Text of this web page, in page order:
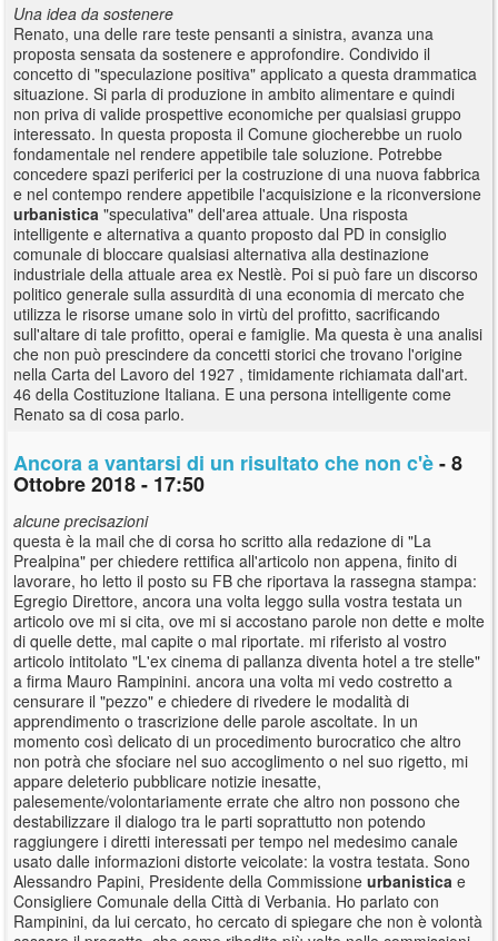
Una idea da sostenere
Renato, una delle rare teste pensanti a sinistra, avanza una
proposta sensata da sostenere e approfondire. Condivido il
concetto di "speculazione positiva" applicato a questa drammatica
situazione. Si parla di produzione in ambito alimentare e quindi
non priva di valide prospettive economiche per qualsiasi gruppo
interessato. In questa proposta il Comune giocherebbe un ruolo
fondamentale nel rendere appetibile tale soluzione. Potrebbe
concedere spazi periferici per la costruzione di una nuova fabbrica
e nel contempo rendere appetibile l'acquisizione e la riconversione
urbanistica "speculativa" dell'area attuale. Una risposta
intelligente e alternativa a quanto proposto dal PD in consiglio
comunale di bloccare qualsiasi alternativa alla destinazione
industriale della attuale area ex Nestlè. Poi si può fare un discorso
politico generale sulla assurdità di una economia di mercato che
utilizza le risorse umane solo in virtù del profitto, sacrificando
sull'altare di tale profitto, operai e famiglie. Ma questa è una analisi
che non può prescindere da concetti storici che trovano l'origine
nella Carta del Lavoro del 1927 , timidamente richiamata dall'art.
46 della Costituzione Italiana. E una persona intelligente come
Renato sa di cosa parlo.
Ancora a vantarsi di un risultato che non c'è- 8
Ottobre 2018 - 17:50
alcune precisazioni
questa è la mail che di corsa ho scritto alla redazione di "La
Prealpina" per chiedere rettifica all'articolo non appena, finito di
lavorare, ho letto il posto su FB che riportava la rassegna stampa:
Egregio Direttore, ancora una volta leggo sulla vostra testata un
articolo ove mi si cita, ove mi si accostano parole non dette e molte
di quelle dette, mal capite o mal riportate. mi riferisto al vostro
articolo intitolato "L'ex cinema di pallanza diventa hotel a tre stelle"
a firma Mauro Rampinini. ancora una volta mi vedo costretto a
censurare il "pezzo" e chiedere di rivedere le modalità di
apprendimento o trascrizione delle parole ascoltate. In un
momento così delicato di un procedimento burocratico che altro
non potrà che sfociare nel suo accoglimento o nel suo rigetto, mi
appare deleterio pubblicare notizie inesatte,
palesemente/volontariamente errate che altro non possono che
destabilizzare il dialogo tra le parti soprattutto non potendo
raggiungere i diretti interessati per tempo nel medesimo canale
usato dalle informazioni distorte veicolate: la vostra testata. Sono
Alessandro Papini, Presidente della Commissione urbanistica e
Consigliere Comunale della Città di Verbania. Ho parlato con
Rampinini, da lui cercato, ho cercato di spiegare che non è volontà